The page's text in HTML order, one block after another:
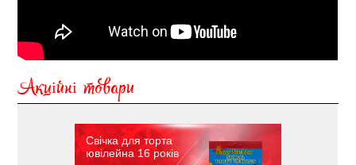
Акційні товари
Свічка для торта
ювілейна 16 років